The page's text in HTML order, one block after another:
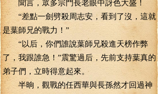
聞言，眾多宗門長老眼中訝色大盛！
“差點一劍劈殺周志安，看到了沒，這就
是葉師兄的戰力！”
“以后，你們誰說葉師兄殺進天榜作弊
了，我跟誰急！”震驚過后，先前支持葉真的
弟子們，立時得意起來。
半晌，觀戰的任西華與長孫然才回過神